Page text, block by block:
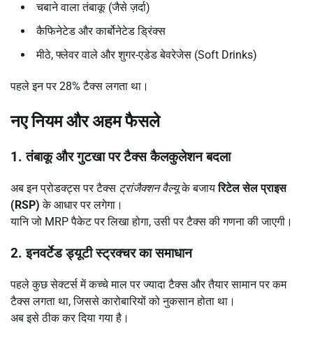
चबाने वाला तंबाकू (जैसे ज़र्दा)
कैफिनेटेड और कार्बोनेटेड ड्रिंक्स
मीठे, फ्लेवर वाले और शुगर-एडेड बेवरेजेस (Soft Drinks)
पहले इन पर 28% टैक्स लगता था।
नए नियम और अहम फैसले
1.तंबाकू और गुटखा पर टैक्स कैलकुलेशन बदला
अब इन प्रोडक्ट्स पर टैक्स ट्रांजैक्शन वैल्यूके बजायरिटेल सेल प्राइस
(RSP) के आधार पर लगेगा।
यानि जो MRP पैकेट पर लिखा होगा, उसी पर टैक्स की गणना की जाएगी।
2.इनवर्टेड ड्यूटी स्ट्रक्चर का समाधान
पहले कुछ सेक्टर्स में कच्चे माल पर ज्यादा टैक्स और तैयार सामान पर कम
टैक्स लगता था, जिससे कारोबारियों को नुकसान होता था।
अब इसे ठीक कर दिया गया है।